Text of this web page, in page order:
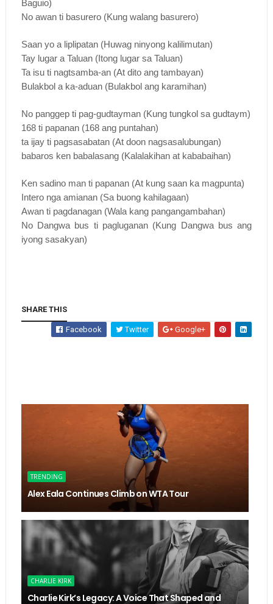
Baguio)
No awan ti basurero (Kung walang basurero)
Saan yo a liplipatan (Huwag ninyong kalilimutan)
Tay lugar a Taluan (Itong lugar sa Taluan)
Ta isu ti nagtsamba-an (At dito ang tambayan)
Bulakbol a ka-aduan (Bulakbol ang karamihan)
No panggep ti pag-gudtayman (Kung tungkol sa gudtaym)
168 ti papanan (168 ang puntahan)
ta ijay ti pagsasabatan (At doon nagsasalubungan)
babaros ken babalasang (Kalalakihan at kababaihan)
Ken sadino man ti papanan (At kung saan ka magpunta)
Intero nga amianan (Sa buong kahilagaan)
Awan ti pagdanagan (Wala kang pangangambahan)
No Dangwa bus ti pagluganan (Kung Dangwa bus ang
iyong sasakyan)
SHARE THIS
Facebook Twitter Google+
TRENDING
Alex Eala Continues Climb on WTA Tour
CHARLIE KIRK
Charlie Kirk’s Legacy: A Voice That Shaped and